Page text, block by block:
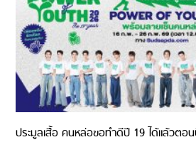
ประมูลเสื้อ คนหล่อขอทำดีปี 19 ได้แล้วตอ